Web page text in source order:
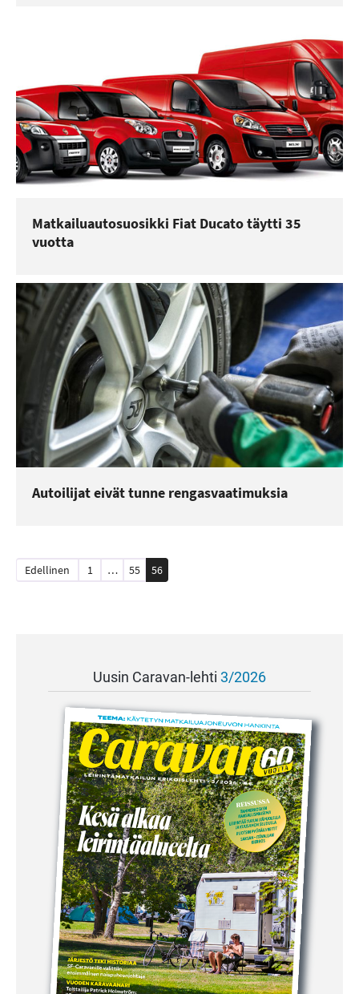
Matkailuautosuosikki Fiat Ducato täytti 35
vuotta
Autoilijat eivät tunne rengasvaatimuksia
Artikkelien
Edellinen 1 … 55 56
Uusin Caravan-lehti 3/2026